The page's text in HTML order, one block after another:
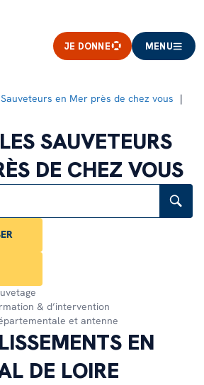
JE DONNE MENU
en Mer près de chez vous
SAUVETEURS
DE CHEZ VOUS
& d’intervention
et antenne
EN
DE LOIRE